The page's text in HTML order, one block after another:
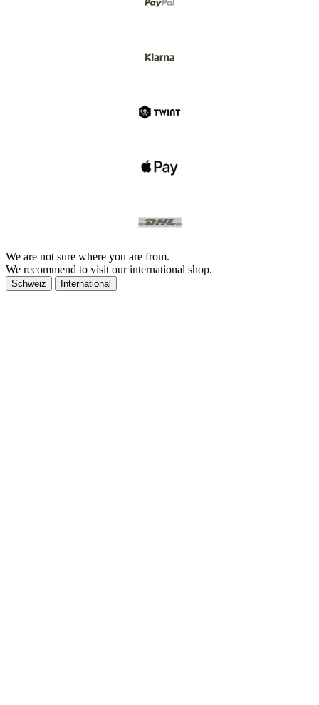
We are not sure where you are from.
We recommend to visit our international shop.
Schweiz International